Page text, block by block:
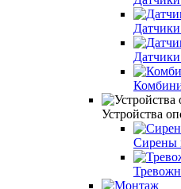
Устройства
Сирены